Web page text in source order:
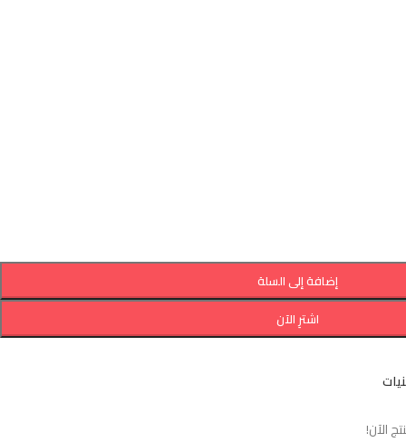
إضافة إلى السلة
اشترِ الآن
الآن!